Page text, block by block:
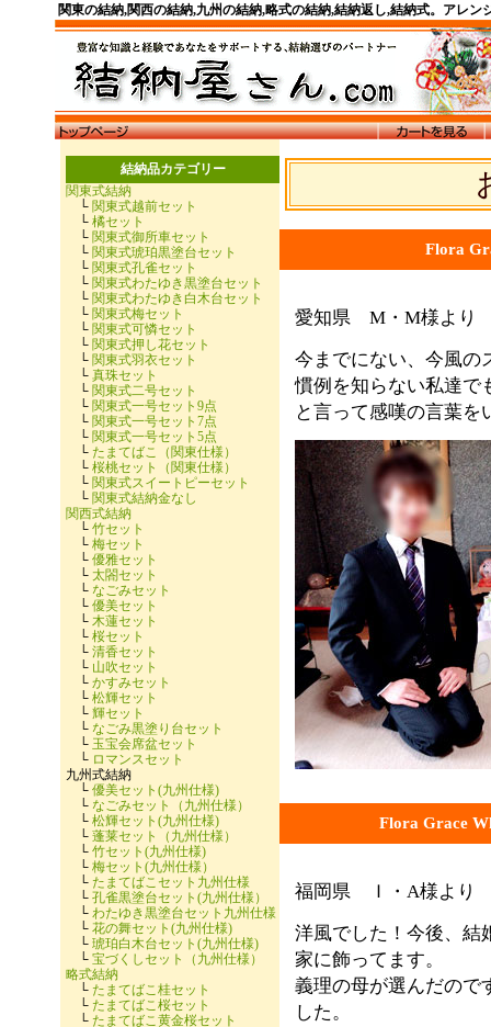
関東の結納,関西の結納,九州の結納,略式の結納,結納返し,結納式。アレ
Flora
愛知県 M・M様より
今までにない、今風の
慣例を知らない私達で
と言って感嘆の言葉を
Flora Grace
福岡県 Ｉ・A様より
洋風でした！今後、結
家に飾ってます。
義理の母が選んだので
した。
結納品カテゴリー
関東式結納
└ 関東式越前セット
└ 橘セット
└ 関東式御所車セット
└ 関東式琥珀黒塗台セット
└ 関東式孔雀セット
└ 関東式わたゆき黒塗台セット
└ 関東式わたゆき白木台セット
└ 関東式梅セット
└ 関東式可憐セット
└ 関東式押し花セット
└ 関東式羽衣セット
└ 真珠セット
└ 関東式二号セット
└ 関東式一号セット9点
└ 関東式一号セット7点
└ 関東式一号セット5点
└ たまてばこ（関東仕様）
└ 桜桃セット（関東仕様）
└ 関東式スイートピーセット
└ 関東式結納金なし
関西式結納
└ 竹セット
└ 梅セット
└ 優雅セット
└ 太閤セット
└ なごみセット
└ 優美セット
└ 木蓮セット
└ 桜セット
└ 清香セット
└ 山吹セット
└ かすみセット
└ 松輝セット
└ 輝セット
└ なごみ黒塗り台セット
└ 玉宝会席盆セット
└ ロマンスセット
九州式結納
└ 優美セット(九州仕様)
└ なごみセット（九州仕様）
└ 松輝セット(九州仕様)
└ 蓬莱セット（九州仕様）
└ 竹セット(九州仕様)
└ 梅セット(九州仕様）
└ たまてばこセット九州仕様
└ 孔雀黒塗台セット(九州仕様）
└ わたゆき黒塗台セット九州仕様
└ 花の舞セット(九州仕様)
└ 琥珀白木台セット(九州仕様)
└ 宝づくしセット（九州仕様）
略式結納
└ たまてばこ桂セット
└ たまてばこ桜セット
└ たまてばこ黄金桜セット